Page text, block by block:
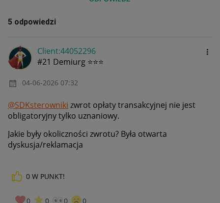
5 odpowiedzi
Client:44052296
#21 Demiurg ⭐⭐⭐
‎04-06-2026 07:32
@SDKsterowniki zwrot opłaty transakcyjnej nie jest
obligatoryjny tylko uznaniowy.
Jakie były okoliczności zwrotu? Była otwarta
dyskusja/reklamacja
0 W PUNKT!
0 0 0 0